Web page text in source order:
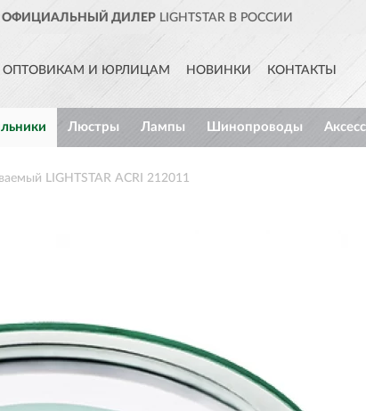
ДОСТАВИМ ПО ВСЕЙ
ОПТОВИКАМ И ЮРЛИЦАМ НОВИНКИ КОНТАКТЫ
Люстры Лампы Шинопроводы
LIGHTSTAR ACRI 212011